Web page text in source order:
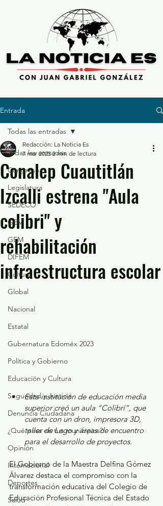
Entrada
Todas las entradas
Congreso
Legislatura
SEDECO
GEM
GEM
DIFEM
Cultura
Global
Nacional
Estatal
Gubernatura Edoméx 2023
Política y Gobierno
Educación y Cultura
Seguridad y Justicia
Denuncia Ciudadana
¿Qué pasa en tus municipios?
Opinión
Internacional
Deportes
Salud
Todas las entradas
Conalep Cuautitlán
Izcalli estrena "Aula
colibri" y
rehabilitación
infraestructura escolar
Redacción: La Noticia Es
7 mar 2025 2 min de lectura
Esta institución de educación media
superior creó un aula “Colibrí”, que
cuenta con un dron, impresora 3D,
taller de Lego y áreas de encuentro
para el desarrollo de proyectos.
El Gobierno de la Maestra Delfina Gómez
Álvarez destaca el compromiso con la
transformación educativa del Colegio de
Educación Profesional Técnica del Estado